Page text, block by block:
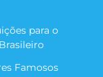
para o
Famosos